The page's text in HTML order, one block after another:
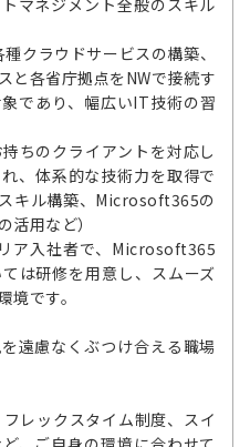
クラウドサービスの構築、
と各省庁拠点をNWで接続す
であり、幅広いIT技術の習
ちのクライアントを対応し
、体系的な技術力を取得で
キル構築、Microsoft365の
活用など）
ア入社者で、Microsoft365
は研修を用意し、スムーズ
境です。
遠慮なくぶつけ合える職場
レックスタイム制度、スイ